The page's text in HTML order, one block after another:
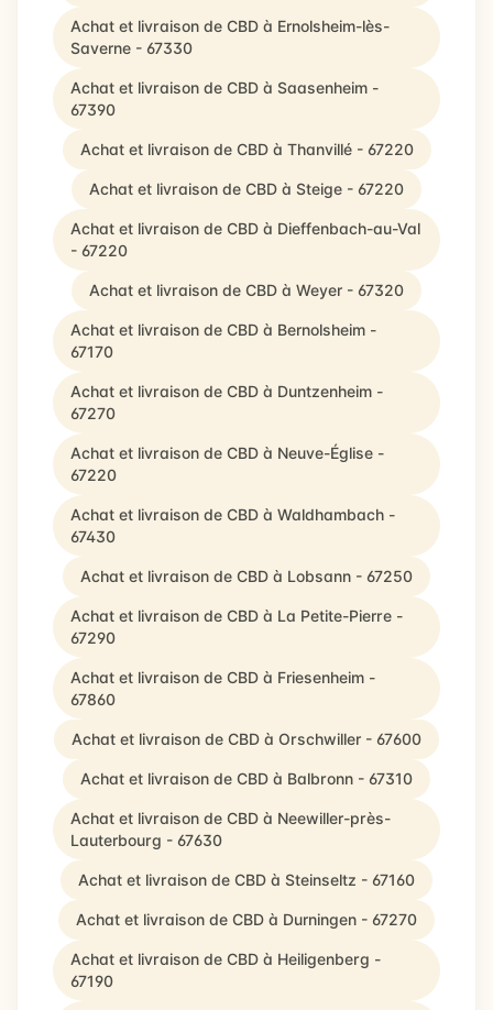
Achat et livraison de CBD à Ernolsheim-lès-
Saverne - 67330
Achat et livraison de CBD à Saasenheim -
67390
Achat et livraison de CBD à Thanvillé - 67220
Achat et livraison de CBD à Steige - 67220
Achat et livraison de CBD à Dieffenbach-au-Val
- 67220
Achat et livraison de CBD à Weyer - 67320
Achat et livraison de CBD à Bernolsheim -
67170
Achat et livraison de CBD à Duntzenheim -
67270
Achat et livraison de CBD à Neuve-Église -
67220
Achat et livraison de CBD à Waldhambach -
67430
Achat et livraison de CBD à Lobsann - 67250
Achat et livraison de CBD à La Petite-Pierre -
67290
Achat et livraison de CBD à Friesenheim -
67860
Achat et livraison de CBD à Orschwiller - 67600
Achat et livraison de CBD à Balbronn - 67310
Achat et livraison de CBD à Neewiller-près-
Lauterbourg - 67630
Achat et livraison de CBD à Steinseltz - 67160
Achat et livraison de CBD à Durningen - 67270
Achat et livraison de CBD à Heiligenberg -
67190